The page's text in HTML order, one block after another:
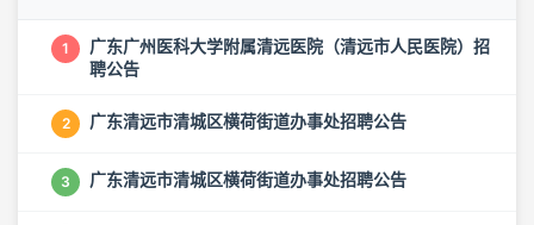
1
广东广州医科大学附属清远医院（清远市人民医院）招
聘公告
2 广东清远市清城区横荷街道办事处招聘公告
3 广东清远市清城区横荷街道办事处招聘公告